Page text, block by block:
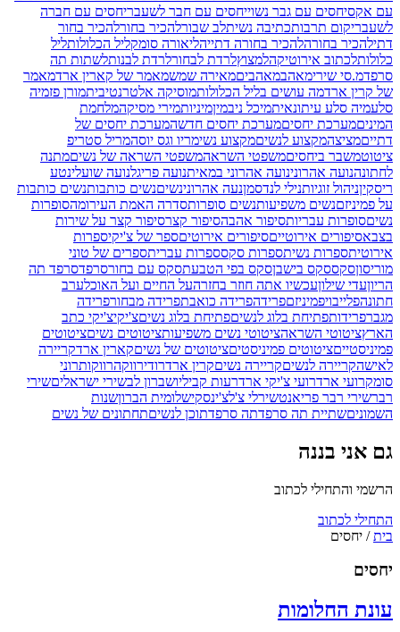
עם אקסיחסים עם גבר נשוייחסים עם חבר לשעבריחסים עם חברה
לשעבריקום תרבותכתיבה נשיתלב שבורלהכיר בחורלהכיר בחור
דתילהכיר בחורהלהכיר בחורה דתייהליאורה סומקליל הכלולותליל
כלולותלכתוב אירוטיקהלמצוץלרדת לבחורלרדת לבנותלשתות תה
סרפדמ.סי שירימאהבמאהביםמאירה שמשמאמר של קארין ארדמאמר
של קרין ארדמה עושים בליל הכלולותמוסיקה אלטרנטיביתמורן פזמיה
סלעמיה סלע עיתונאיתמיכל ניבמיןמיניותמירי מסיקהמלחמת
המיניםמערכת יחסיםמערכת יחסים חדשהמערכת יחסים של
דתייםמציצהמקצוע לנשיםמקצוע נשימריו וגס יוסהמריל סטריפ
ציטוטמשבר ביחסיםמשפטי השראהמשפטי השראה של נשיםמתנה
לחתונהנועה אהרונינועה אהרוני במאיתנועה פריגלנועה שועלינטע
ריסקיןניהול זוגיותנילי לנדסמןנעה אהרונינשיםנשים כותבותנשים כותבות
על פמיניזםנשים משפיעותנשים סופרותסדרה האמת העירומהסופרות
נשיםסופרות עבריותסיפור אהבהסיפור קצרסיפור קצר על שירות
בצבאסיפורים אירוטייםסיפורים אירוטיםספר של צ'יקיספרות
אירוטיתספרות נשיתספרות סקסספרות עבריתספרים של טוני
מוריסוןסקססקס בישבןסקס בפי הטבעתסקס עם בחורסרפדסרפד תה
הריוןעדי שילוןעכשיו אתה חוזר בחזרהעל החיים ועל האוכלערב
חתונהפלייבויפמיניזםפרידהפרידה כואבתפרידה מבחורפרידה
מגברפרידותפתיחת בלוג לנשיםפתיחת בלוג נשיםצ'יקיצ'יקי כתב
הארץציטוטי השראהציטוטי נשים משפיעותציטוטים נשיםציטוטים
פמיניסטייםציטוטים פמיניסטיםציטוטים של נשיםקארין ארדקריירה
לאישהקריירה לנשיםקריירה נשיםקרין ארדרודירווקהרווקותרוני
סומקרועי ארדרועי צ'יקי ארדרעות קביליושברון לבשירי ישראליםשירי
רברשירי רבר פריאנטשירלי צ'לצ'ינסקישלומית הברוןשנות
השמוניםשתיית תה סרפדתה סרפדתוכן לנשיםתחתונים של נשים
גם אני בננה
הרשמי והתחילי לכתוב
התחילי לכתוב
בית/ יחסים
יחסים
עונת החלומות